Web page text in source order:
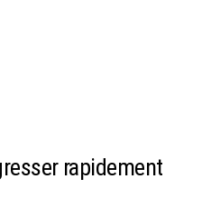
rapidement